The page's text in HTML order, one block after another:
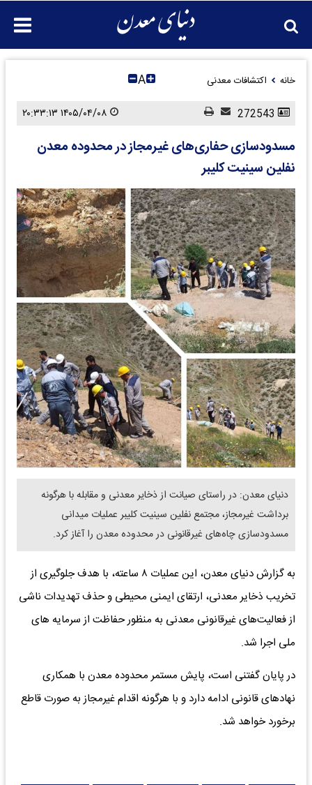
خانه اکتشافات معدنی A
مسدودسازی حفاری‌های غیرمجاز در محدوده معدن
نفلین سینیت کلیبر
دنیای معدن: در راستای صیانت از ذخایر معدنی و مقابله با هرگونه
برداشت غیرمجاز، مجتمع نفلین سینیت کلیبر عملیات میدانی
مسدودسازی چاه‌های غیرقانونی در محدوده معدن را آغاز کرد.
به گزارش دنیای معدن، این عملیات ۸ ساعته، با هدف جلوگیری از
تخریب ذخایر معدنی، ارتقای ایمنی محیطی و حذف تهدیدات ناشی
از فعالیت‌های غیرقانونی معدنی به منظور حفاظت از سرمایه های
ملی اجرا شد.
در پایان گفتنی است، پایش مستمر محدوده معدن با همکاری
نهادهای قانونی ادامه دارد و با هرگونه اقدام غیرمجاز به صورت قاطع
برخورد خواهد شد.